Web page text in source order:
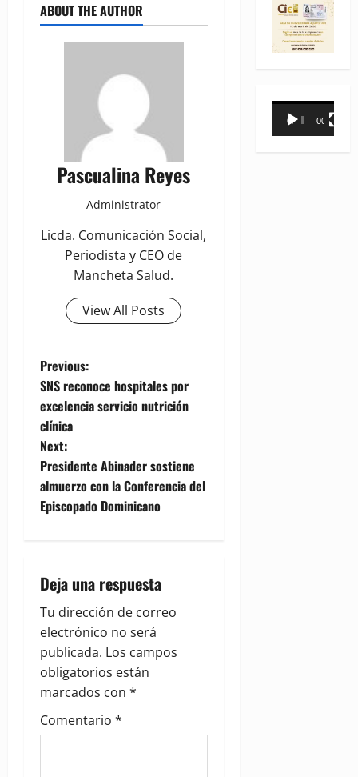
ABOUT THE AUTHOR
Pascualina Reyes
Administrator
Licda. Comunicación Social,
Periodista y CEO de
Mancheta Salud.
View All Posts
P
o
s
t
n
v
i
g
a
t
i
Previous:
SNS reconoce hospitales por
excelencia servicio nutrición
clínica
Next:
Presidente Abinader sostiene
almuerzo con la Conferencia del
Episcopado Dominicano
Deja una respuesta
Tu dirección de correo
electrónico no será
publicada. Los campos
obligatorios están
marcados con *
Comentario *
Reproductor
00:00 00:31